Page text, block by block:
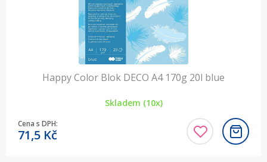
Happy Color Blok DECO A4 170g 20l blue
Skladem (10x)
Cena s DPH:
71,5 Kč